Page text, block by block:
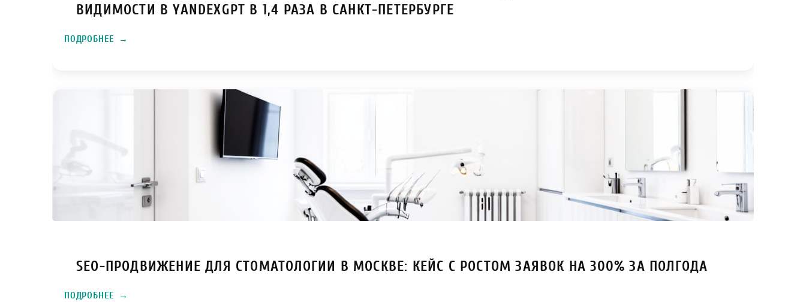
ВИДИМОСТИ В YANDEXGPT В 1,4 РАЗА В САНКТ-ПЕТЕРБУРГЕ
ПОДРОБНЕЕ →
SEO-ПРОДВИЖЕНИЕ ДЛЯ СТОМАТОЛОГИИ В МОСКВЕ: КЕЙС С РОСТОМ ЗАЯВОК НА 300% ЗА ПОЛГОДА
ПОДРОБНЕЕ →